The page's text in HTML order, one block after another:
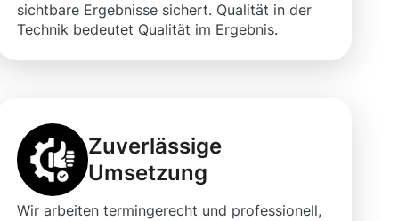
sichtbare Ergebnisse sichert. Qualität in der
Technik bedeutet Qualität im Ergebnis.
Zuverlässige
Umsetzung
Wir arbeiten termingerecht und professionell,